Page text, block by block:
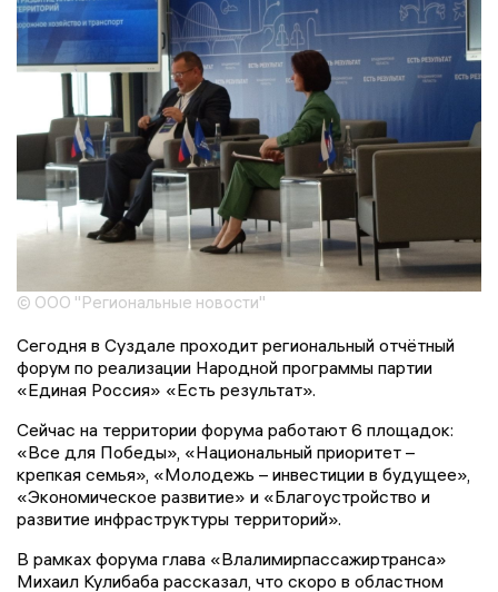
© ООО "Региональные новости"
Сегодня в Суздале проходит региональный отчётный
форум по реализации Народной программы партии
«Единая Россия» «Есть результат».
Сейчас на территории форума работают 6 площадок:
«Все для Победы», «Национальный приоритет –
крепкая семья», «Молодежь – инвестиции в будущее»,
«Экономическое развитие» и «Благоустройство и
развитие инфраструктуры территорий».
В рамках форума глава «Влалимирпассажиртранса»
Михаил Кулибаба рассказал, что скоро в областном